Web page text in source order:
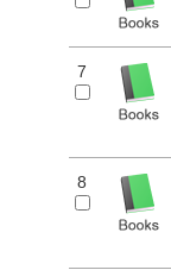
7
8